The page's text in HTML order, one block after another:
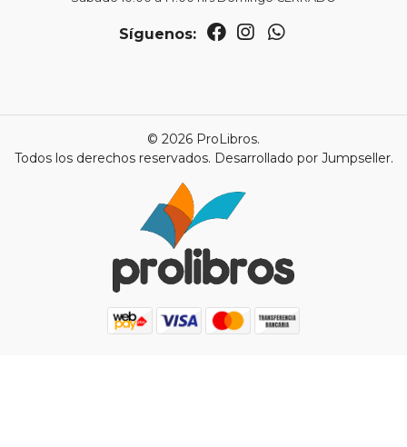
Síguenos:
© 2026 ProLibros.
Todos los derechos reservados. Desarrollado por Jumpseller.